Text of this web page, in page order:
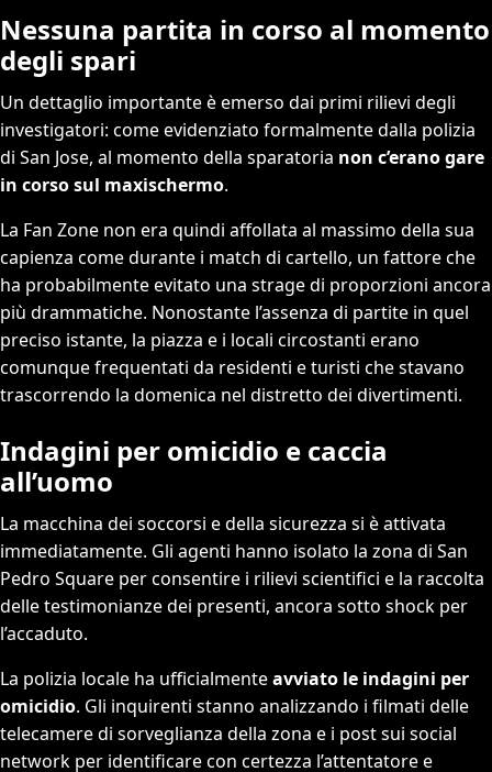
Nessuna partita in corso al momento
degli spari
Un dettaglio importante è emerso dai primi rilievi degli
investigatori: come evidenziato formalmente dalla polizia
di San Jose, al momento della sparatoria non c’erano gare
in corso sul maxischermo.
La Fan Zone non era quindi affollata al massimo della sua
capienza come durante i match di cartello, un fattore che
ha probabilmente evitato una strage di proporzioni ancora
più drammatiche. Nonostante l’assenza di partite in quel
preciso istante, la piazza e i locali circostanti erano
comunque frequentati da residenti e turisti che stavano
trascorrendo la domenica nel distretto dei divertimenti.
Indagini per omicidio e caccia
all’uomo
La macchina dei soccorsi e della sicurezza si è attivata
immediatamente. Gli agenti hanno isolato la zona di San
Pedro Square per consentire i rilievi scientifici e la raccolta
delle testimonianze dei presenti, ancora sotto shock per
l’accaduto.
La polizia locale ha ufficialmenteavviato le indagini per
omicidio. Gli inquirenti stanno analizzando i filmati delle
telecamere di sorveglianza della zona e i post sui social
network per identificare con certezza l’attentatore e